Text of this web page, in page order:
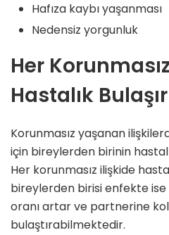
Hafıza kaybı yaşanması
Nedensiz yorgunluk
Her
Hastalık Bulaşır
Korunmasız yaşanan
için bireylerden birinin
Her korunmasız ilişkide
bireylerden birisi enfekte ise
oranı artar ve partnerine
bulaştırabilmektedir.